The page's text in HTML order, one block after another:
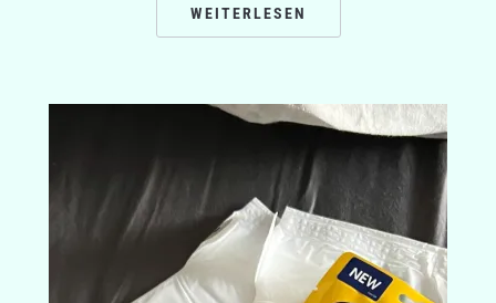
WEITERLESEN